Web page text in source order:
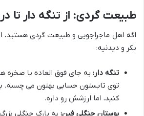
طبیعت گردی: از تنگه دار تا
اگه اهل ماجراجویی و طبیعت گردی هستید،
بکر و دیدنیه:
تنگه دار: یه جای فوق العاده با صخره
توی تابستون حسابی بهتون می چسبه.
کنید، اما ارزشش رو داره.
بوستان جنگلی فین: یه پارک جنگلی